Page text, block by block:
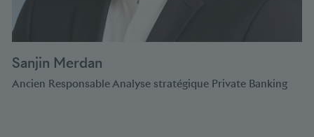
Sanjin Merdan
Ancien Responsable Analyse stratégique Private Banking